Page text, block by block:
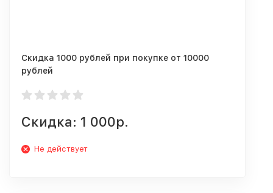
Скидка 1000 рублей при покупке от 10000
рублей
Скидка: 1 000р.
Не действует